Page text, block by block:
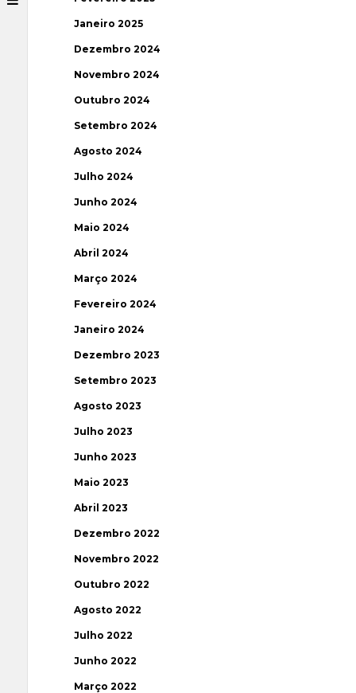
Janeiro 2025
Dezembro 2024
Novembro 2024
Outubro 2024
Setembro 2024
Agosto 2024
Julho 2024
Junho 2024
Maio 2024
Abril 2024
Março 2024
Fevereiro 2024
Janeiro 2024
Dezembro 2023
Setembro 2023
Agosto 2023
Julho 2023
Junho 2023
Maio 2023
Abril 2023
Dezembro 2022
Novembro 2022
Outubro 2022
Agosto 2022
Julho 2022
Junho 2022
Março 2022